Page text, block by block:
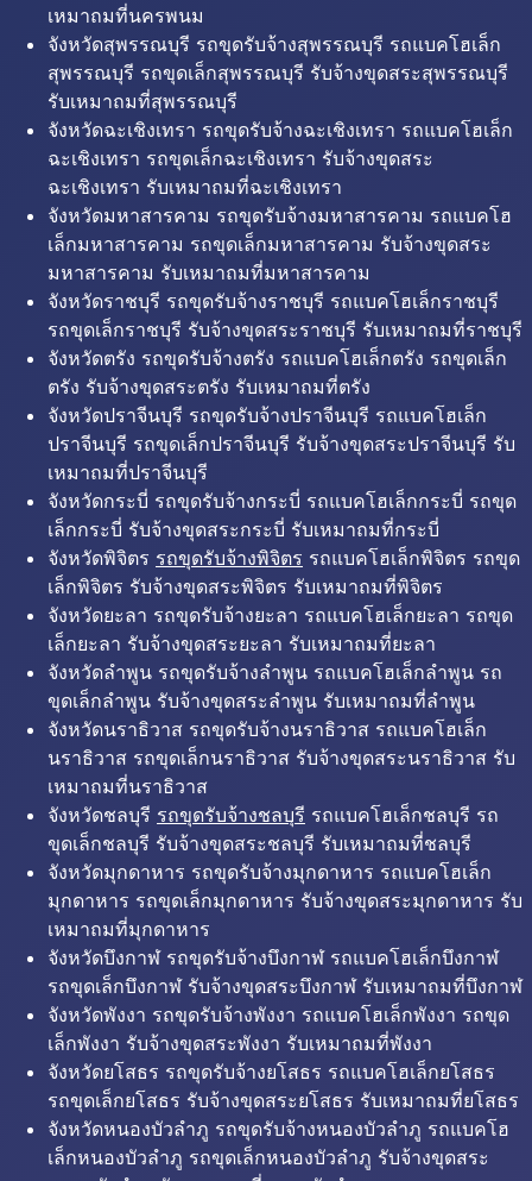
เหมาถมที่นครพนม
จังหวัดสุพรรณบุรี รถขุดรับจ้างสุพรรณบุรี รถแบคโฮเล็ก
สุพรรณบุรี รถขุดเล็กสุพรรณบุรี รับจ้างขุดสระสุพรรณบุรี
รับเหมาถมที่สุพรรณบุรี
จังหวัดฉะเชิงเทรา รถขุดรับจ้างฉะเชิงเทรา รถแบคโฮเล็ก
ฉะเชิงเทรา รถขุดเล็กฉะเชิงเทรา รับจ้างขุดสระ
ฉะเชิงเทรา รับเหมาถมที่ฉะเชิงเทรา
จังหวัดมหาสารคาม รถขุดรับจ้างมหาสารคาม รถแบคโฮ
เล็กมหาสารคาม รถขุดเล็กมหาสารคาม รับจ้างขุดสระ
มหาสารคาม รับเหมาถมที่มหาสารคาม
จังหวัดราชบุรี รถขุดรับจ้างราชบุรี รถแบคโฮเล็กราชบุรี
รถขุดเล็กราชบุรี รับจ้างขุดสระราชบุรี รับเหมาถมที่ราชบุรี
จังหวัดตรัง รถขุดรับจ้างตรัง รถแบคโฮเล็กตรัง รถขุดเล็ก
ตรัง รับจ้างขุดสระตรัง รับเหมาถมที่ตรัง
จังหวัดปราจีนบุรี รถขุดรับจ้างปราจีนบุรี รถแบคโฮเล็ก
ปราจีนบุรี รถขุดเล็กปราจีนบุรี รับจ้างขุดสระปราจีนบุรี รับ
เหมาถมที่ปราจีนบุรี
จังหวัดกระบี่ รถขุดรับจ้างกระบี่ รถแบคโฮเล็กกระบี่ รถขุด
เล็กกระบี่ รับจ้างขุดสระกระบี่ รับเหมาถมที่กระบี่
จังหวัดพิจิตร รถขุดรับจ้างพิจิตร รถแบคโฮเล็กพิจิตร รถขุด
เล็กพิจิตร รับจ้างขุดสระพิจิตร รับเหมาถมที่พิจิตร
จังหวัดยะลา รถขุดรับจ้างยะลา รถแบคโฮเล็กยะลา รถขุด
เล็กยะลา รับจ้างขุดสระยะลา รับเหมาถมที่ยะลา
จังหวัดลำพูน รถขุดรับจ้างลำพูน รถแบคโฮเล็กลำพูน รถ
ขุดเล็กลำพูน รับจ้างขุดสระลำพูน รับเหมาถมที่ลำพูน
จังหวัดนราธิวาส รถขุดรับจ้างนราธิวาส รถแบคโฮเล็ก
นราธิวาส รถขุดเล็กนราธิวาส รับจ้างขุดสระนราธิวาส รับ
เหมาถมที่นราธิวาส
จังหวัดชลบุรี รถขุดรับจ้างชลบุรี รถแบคโฮเล็กชลบุรี รถ
ขุดเล็กชลบุรี รับจ้างขุดสระชลบุรี รับเหมาถมที่ชลบุรี
จังหวัดมุกดาหาร รถขุดรับจ้างมุกดาหาร รถแบคโฮเล็ก
มุกดาหาร รถขุดเล็กมุกดาหาร รับจ้างขุดสระมุกดาหาร รับ
เหมาถมที่มุกดาหาร
จังหวัดบึงกาฬ รถขุดรับจ้างบึงกาฬ รถแบคโฮเล็กบึงกาฬ
รถขุดเล็กบึงกาฬ รับจ้างขุดสระบึงกาฬ รับเหมาถมที่บึงกาฬ
จังหวัดพังงา รถขุดรับจ้างพังงา รถแบคโฮเล็กพังงา รถขุด
เล็กพังงา รับจ้างขุดสระพังงา รับเหมาถมที่พังงา
จังหวัดยโสธร รถขุดรับจ้างยโสธร รถแบคโฮเล็กยโสธร
รถขุดเล็กยโสธร รับจ้างขุดสระยโสธร รับเหมาถมที่ยโสธร
จังหวัดหนองบัวลำภู รถขุดรับจ้างหนองบัวลำภู รถแบคโฮ
เล็กหนองบัวลำภู รถขุดเล็กหนองบัวลำภู รับจ้างขุดสระ